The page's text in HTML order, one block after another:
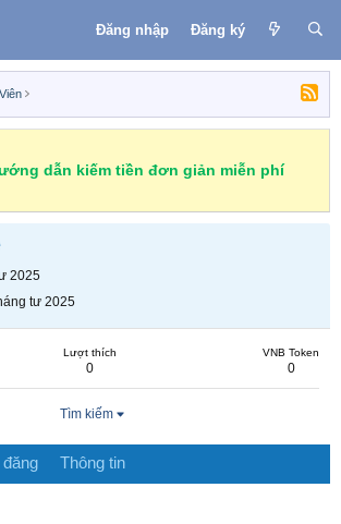
Đăng nhập Đăng ký
dẫn kiếm tiền đơn giản miễn phí
2025
tư 2025
Lượt thích
0
VNB Token
0
Tìm kiếm
đăng Thông tin